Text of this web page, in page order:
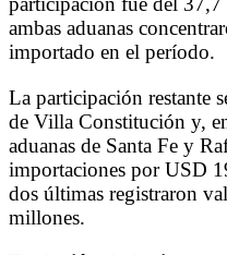
ambas aduanas
importado en el período.
La participación restante
de Villa Constitución y,
aduanas de Santa Fe y
importaciones por USD
dos últimas registraron
millones.